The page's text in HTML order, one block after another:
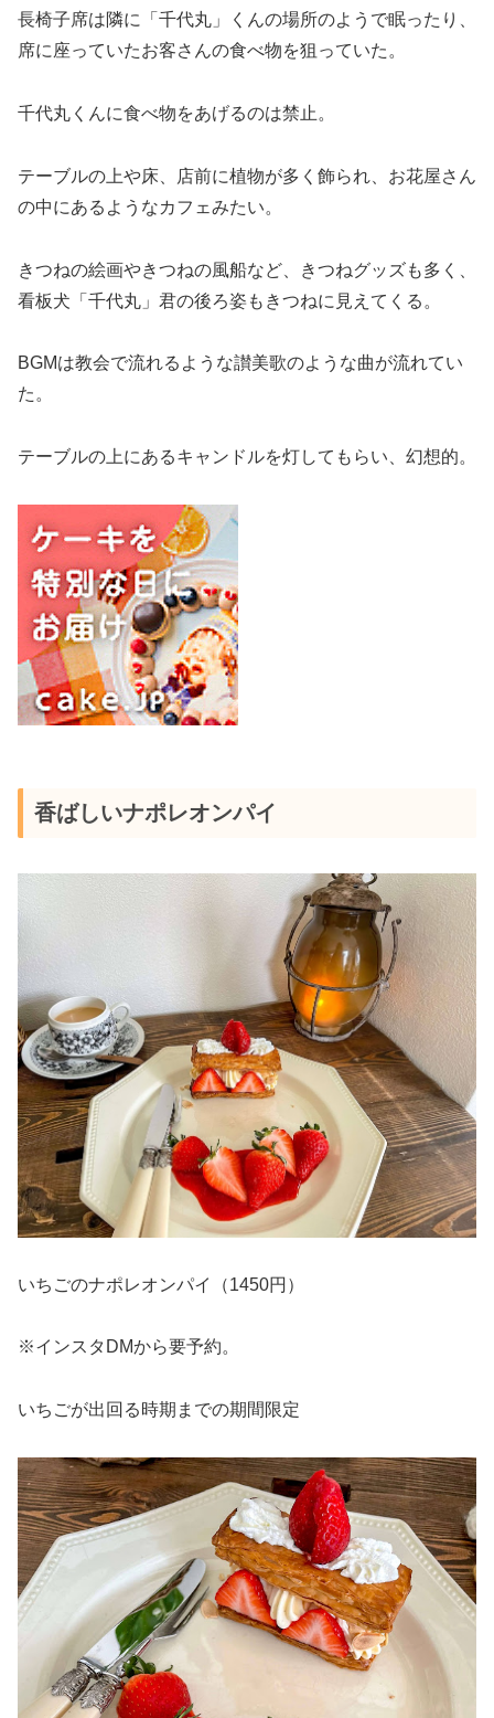
長椅子席は隣に「千代丸」くんの場所のようで眠ったり、
席に座っていたお客さんの食べ物を狙っていた。
千代丸くんに食べ物をあげるのは禁止。
テーブルの上や床、店前に植物が多く飾られ、お花屋さん
の中にあるようなカフェみたい。
きつねの絵画やきつねの風船など、きつねグッズも多く、
看板犬「千代丸」君の後ろ姿もきつねに見えてくる。
BGMは教会で流れるような讃美歌のような曲が流れてい
た。
テーブルの上にあるキャンドルを灯してもらい、幻想的。
香ばしいナポレオンパイ
いちごのナポレオンパイ（1450円）
※インスタDMから要予約。
いちごが出回る時期までの期間限定